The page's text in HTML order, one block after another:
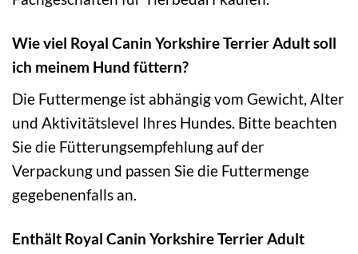
Wie viel Royal Canin Yorkshire Terrier Adult soll
ich meinem Hund füttern?
Die Futtermenge ist abhängig vom Gewicht, Alter
und Aktivitätslevel Ihres Hundes. Bitte beachten
Sie die Fütterungsempfehlung auf der
Verpackung und passen Sie die Futtermenge
gegebenenfalls an.
Enthält Royal Canin Yorkshire Terrier Adult